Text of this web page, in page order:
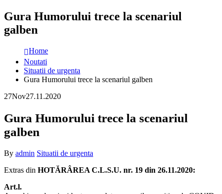
Gura Humorului trece la scenariul
galben
Home
Noutati
Situatii de urgenta
Gura Humorului trece la scenariul galben
27Nov27.11.2020
Gura Humorului trece la scenariul
galben
By admin Situatii de urgenta
Extras din HOTĂRÂREA C.L.S.U. nr. 19 din 26.11.2020:
Art.l.